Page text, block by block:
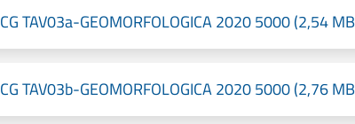
CG TAV03a-GEOMORFOLOGICA 2020 5000 (2,54
CG TAV03b-GEOMORFOLOGICA 2020 5000 (2,76